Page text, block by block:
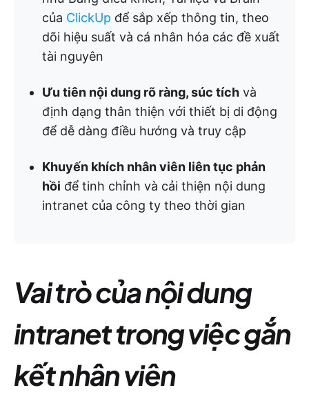
của ClickUp để sắp xếp thông tin, theo
dõi hiệu suất và cá nhân hóa các đề xuất
tài nguyên
Ưu tiên nội dung rõ ràng, súc tích và
định dạng thân thiện với thiết bị di động
để dễ dàng điều hướng và truy cập
Khuyến khích nhân viên liên tục phản
hồi để tinh chỉnh và cải thiện nội dung
intranet của công ty theo thời gian
Vai trò của nội dung
intranet trong việc gắn
kết nhân viên